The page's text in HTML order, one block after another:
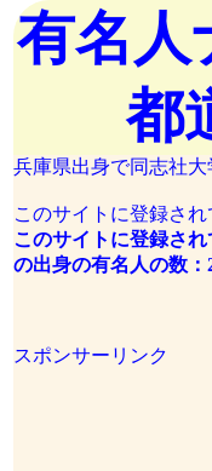
有名
都
兵庫県出身で同志社大
このサイトに登録され
このサイトに登録され
の出身の有名人の数：
スポンサーリンク